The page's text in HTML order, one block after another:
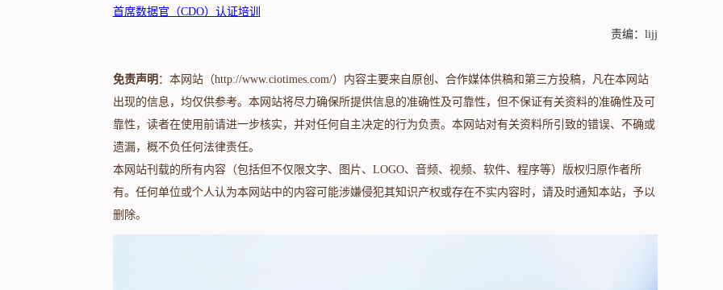
首席数据官（CDO）认证培训
责编：lijj
免责声明 ：本网站（http://www.ciotimes.com/）内容主要来自原创、合作媒体供稿和第三方投稿，凡在本网站
出现的信息，均仅供参考。本网站将尽力确保所提供信息的准确性及可靠性，但不保证有关资料的准确性及可
靠性，读者在使用前请进一步核实，并对任何自主决定的行为负责。本网站对有关资料所引致的错误、不确或
遗漏，概不负任何法律责任。
本网站刊载的所有内容（包括但不仅限文字、图片、LOGO、音频、视频、软件、程序等）版权归原作者所
有。任何单位或个人认为本网站中的内容可能涉嫌侵犯其知识产权或存在不实内容时，请及时通知本站，予以
删除。